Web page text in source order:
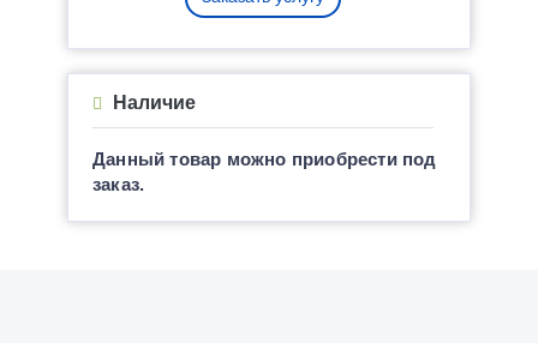
Наличие
Данный товар можно приобрести под
заказ.